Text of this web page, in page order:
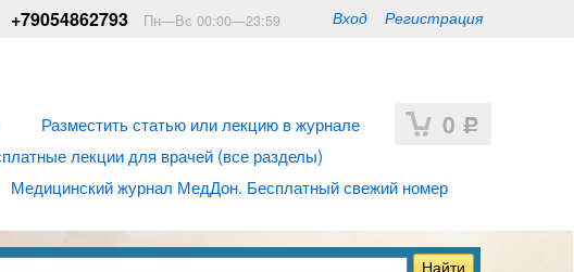
Вход Регистрация
+79054862793 Пн—Вс 00:00—23:59
0 Р
Разместить статью или лекцию в журнале
лекции для врачей (все разделы)
Медицинский журнал МедДон. Бесплатный свежий номер